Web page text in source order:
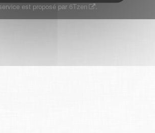
est proposé par6Tzen .